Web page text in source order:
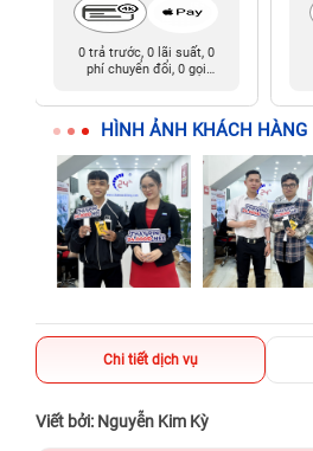
0 trả trước, 0 lãi suất, 0
phí chuyển đổi, 0 gọi
HÌNH ẢNH KHÁCH HÀNG
Chi tiết dịch vụ
Viết bởi: Nguyễn Kim Kỳ